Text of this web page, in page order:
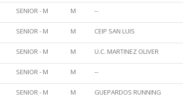
SENIOR - M M --
SENIOR - M M CEIP SAN LUIS
SENIOR - M M U.C. MARTINEZ OLIVER
SENIOR - M M --
SENIOR - M M GUEPARDOS RUNNING